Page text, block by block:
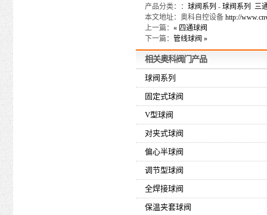
产品分类：： 球阀系列 - 球阀系列
三
本文地址：奥科自控设备 http://
上一篇： « 四通球阀
下一篇： 管线球阀 »
相关奥科阀门产品
球阀系列
固定式球阀
V型球阀
对夹式球阀
偏心半球阀
调节型球阀
全焊接球阀
保温夹套球阀